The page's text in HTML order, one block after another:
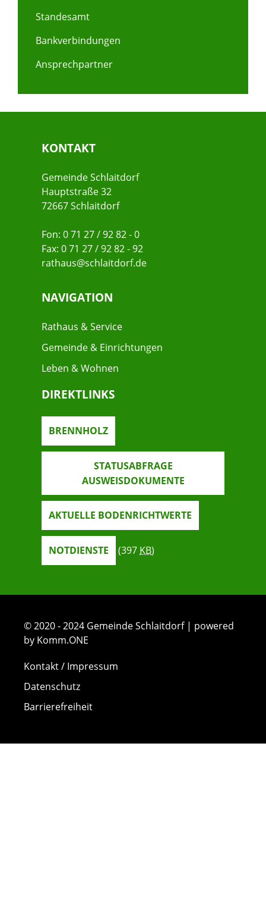
Standesamt
Bankverbindungen
Ansprechpartner
KONTAKT
Gemeinde Schlaitdorf
Hauptstraße 32
72667 Schlaitdorf
Fon: 0 71 27 / 92 82 - 0
Fax: 0 71 27 / 92 82 - 92
rathaus@schlaitdorf.de
NAVIGATION
Rathaus & Service
Gemeinde & Einrichtungen
Leben & Wohnen
DIREKTLINKS
BRENNHOLZ
STATUSABFRAGE
AUSWEISDOKUMENTE
AKTUELLE BODENRICHTWERTE
NOTDIENSTE (397 KB)
© 2020 - 2024 Gemeinde Schlaitdorf | powered
by Komm.ONE
Kontakt / Impressum
Datenschutz
Barrierefreiheit